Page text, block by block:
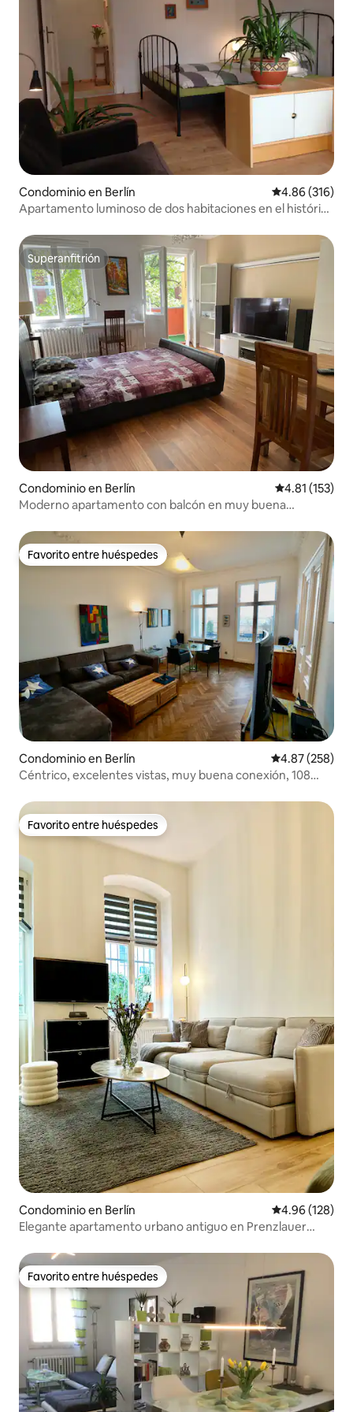
Condominio en Berlín Calificación
4.86 (316)
Apartamento luminoso de dos habitaciones en el histórico
Superanfitrión
Superanfitrión
Condominio en Berlín Calificación
4.81 (153)
Moderno apartamento con balcón en muy buena
Favorito entre huéspedes
Favorito entre huéspedes
Condominio en Berlín Calificación
4.87 (258)
Céntrico, excelentes vistas, muy buena conexión, 108
Favorito entre huéspedes
Favorito entre huéspedes
Condominio en Berlín Calificación
4.96 (128)
Elegante apartamento urbano antiguo en Prenzlauer
Favorito entre huéspedes
Favorito entre huéspedes